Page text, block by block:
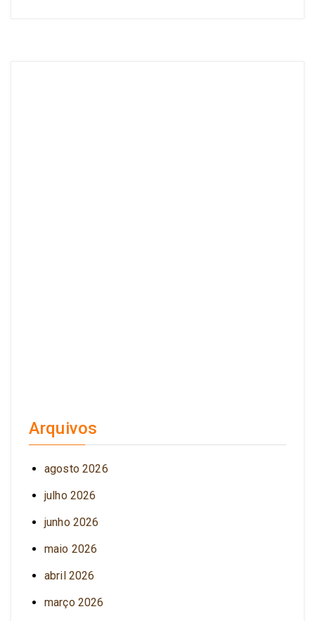
Arquivos
agosto 2026
julho 2026
junho 2026
maio 2026
abril 2026
março 2026